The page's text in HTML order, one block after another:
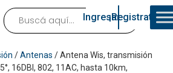
Ingresar¡Registrate!
/Antenas / Antena Wis, transmisión
16DBI, 802, 11AC, hasta 10km,